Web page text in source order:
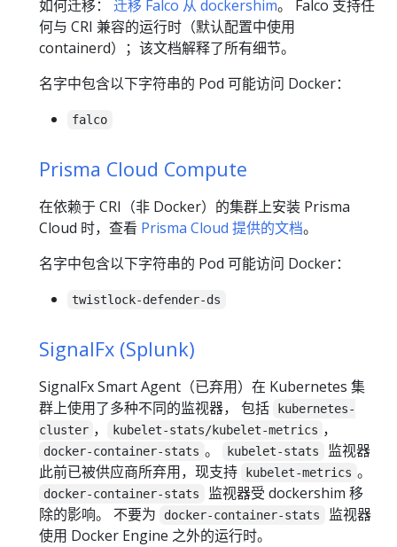
如何迁移： 迁移 Falco 从 dockershim。 Falco 支持任
何与 CRI 兼容的运行时（默认配置中使用
containerd）；该文档解释了所有细节。
名字中包含以下字符串的 Pod 可能访问 Docker：
falco
Prisma Cloud Compute
在依赖于 CRI（非 Docker）的集群上安装 Prisma
Cloud 时，查看 Prisma Cloud 提供的文档。
名字中包含以下字符串的 Pod 可能访问 Docker：
twistlock-defender-ds
SignalFx (Splunk)
SignalFx Smart Agent（已弃用）在 Kubernetes 集
群上使用了多种不同的监视器， 包括
kubernetes-
cluster ， kubelet-stats/kubelet-metrics ，
docker-container-stats 。 kubelet-stats
监视器
此前已被供应商所弃用，现支持
kubelet-metrics 。
docker-container-stats
监视器受 dockershim 移
除的影响。 不要为
docker-container-stats
监视器
使用 Docker Engine 之外的运行时。